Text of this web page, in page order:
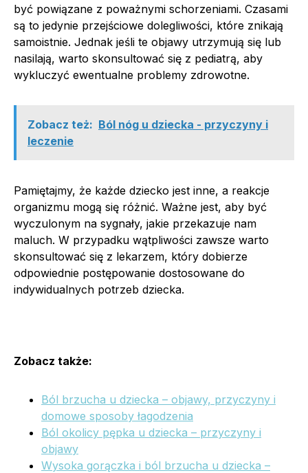
być powiązane z poważnymi schorzeniami. Czasami
są to jedynie przejściowe dolegliwości, które znikają
samoistnie. Jednak jeśli te objawy utrzymują się lub
nasilają, warto skonsultować się z pediatrą, aby
wykluczyć ewentualne problemy zdrowotne.
Zobacz też: Ból nóg u dziecka - przyczyny i
leczenie
Pamiętajmy, że każde dziecko jest inne, a reakcje
organizmu mogą się różnić. Ważne jest, aby być
wyczulonym na sygnały, jakie przekazuje nam
maluch. W przypadku wątpliwości zawsze warto
skonsultować się z lekarzem, który dobierze
odpowiednie postępowanie dostosowane do
indywidualnych potrzeb dziecka.
Zobacz także:
Ból brzucha u dziecka – objawy, przyczyny i
domowe sposoby łagodzenia
Ból okolicy pępka u dziecka – przyczyny i
objawy
Wysoka gorączka i ból brzucha u dziecka –